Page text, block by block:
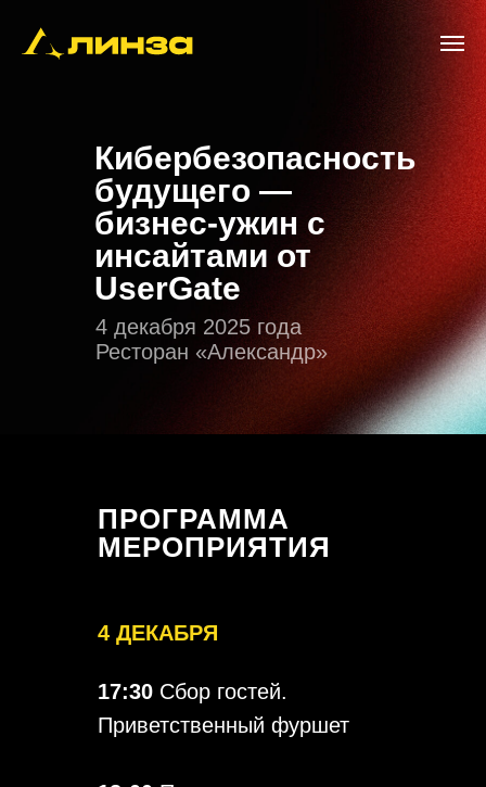
Кибербезопасность
будущего —
бизнес-ужин с
инсайтами от
UserGate
4 декабря 2025 года
Ресторан «Александр»
ПРОГРАММА
МЕРОПРИЯТИЯ
4 ДЕКАБРЯ
17:30 Сбор гостей.
Приветственный фуршет